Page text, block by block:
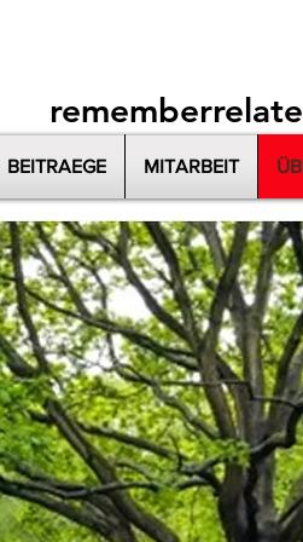
BEITRAEGE MITARBEIT